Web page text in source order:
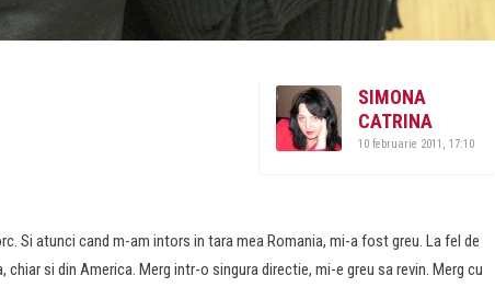
SIMONA
CATRINA
10 februarie 2011, 17:10
Si atunci cand m-am intors in tara mea Romania, mi-a fost greu. La fel de
si din America. Merg intr-o singura directie, mi-e greu sa revin. Merg cu